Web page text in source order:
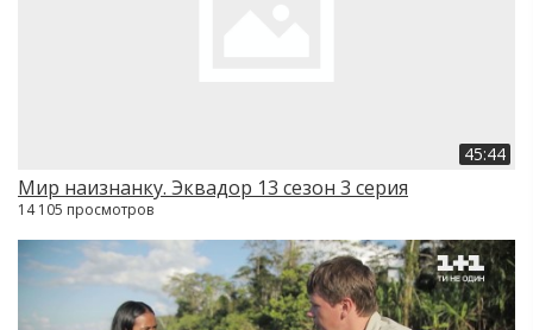
45:44
Мир наизнанку. Эквадор 13 сезон 3 серия
14 105 просмотров